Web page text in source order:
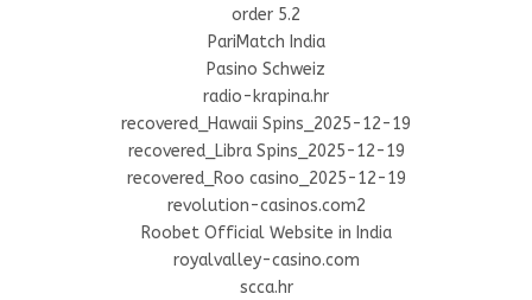
order 5.2
PariMatch India
Pasino Schweiz
radio-krapina.hr
recovered_Hawaii Spins_2025-12-19
recovered_Libra Spins_2025-12-19
recovered_Roo casino_2025-12-19
revolution-casinos.com2
Roobet Official Website in India
royalvalley-casino.com
scca.hr